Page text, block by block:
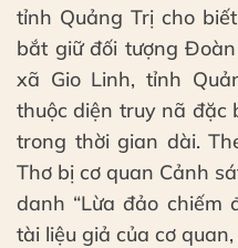
tỉnh Quảng Trị cho
bắt giữ đối tượng
xã Gio Linh, tỉnh
thuộc diện truy nã đặc
trong thời gian dài.
Thơ bị cơ quan Cảnh
danh “Lừa đảo chiếm
tài liệu giả của cơ quan,